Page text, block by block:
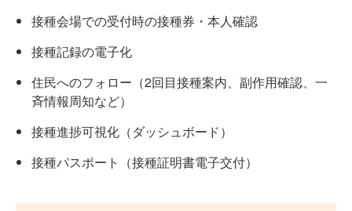
接種会場での受付時の接種券・本人確認
接種記録の電子化
住民へのフォロー（2回目接種案内、副作用確認、一
斉情報周知など）
接種進捗可視化（ダッシュボード）
接種パスポート（接種証明書電子交付）